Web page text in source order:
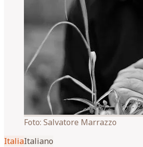
Foto: Salvatore Marrazzo
ItaliaItaliano